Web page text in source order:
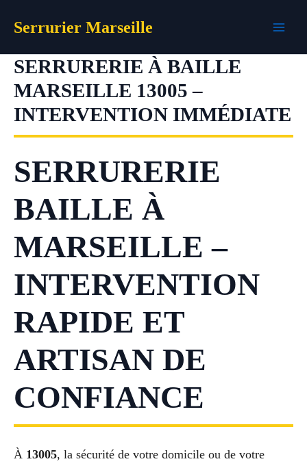
Serrurier Marseille
SERRURERIE À BAILLE
MARSEILLE 13005 –
INTERVENTION IMMÉDIATE
SERRURERIE
BAILLE À
MARSEILLE –
INTERVENTION
RAPIDE ET
ARTISAN DE
CONFIANCE
À 13005, la sécurité de votre domicile ou de votre